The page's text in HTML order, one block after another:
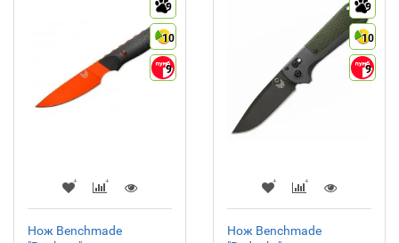
9
10
9
Нож Benchmade
9
10
9
Нож Benchmade